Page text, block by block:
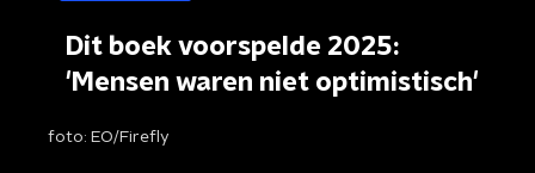
Dit boek voorspelde 2025:
'Mensen waren niet optimistisch'
foto: EO/Firefly